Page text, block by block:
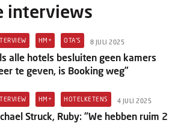
interviews
HM+ OTA'S 8 JULI 2025
alle hotels besluiten geen kamers
te geven, is Booking weg”
HM+ HOTELKETENS 4 JULI 2025
Struck, Ruby: “We hebben ruim 2